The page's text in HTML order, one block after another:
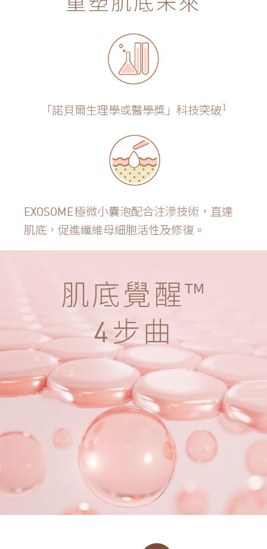
「諾貝爾生理學或醫學獎」科技突破1
EXOSOME極微小囊泡配合注滲技術，直達
肌底，促進纖維母細胞活性及修復。
肌底覺醒™
4步曲